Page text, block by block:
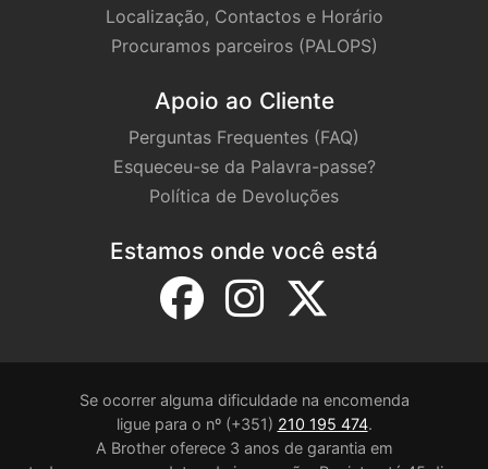
Localização, Contactos e Horário
Procuramos parceiros (PALOPS)
Apoio ao Cliente
Perguntas Frequentes (FAQ)
Esqueceu-se da Palavra-passe?
Política de Devoluções
Estamos onde você está
Se ocorrer alguma dificuldade na encomenda
ligue para o nº (+351) 210 195 474.
A Brother oferece 3 anos de garantia em